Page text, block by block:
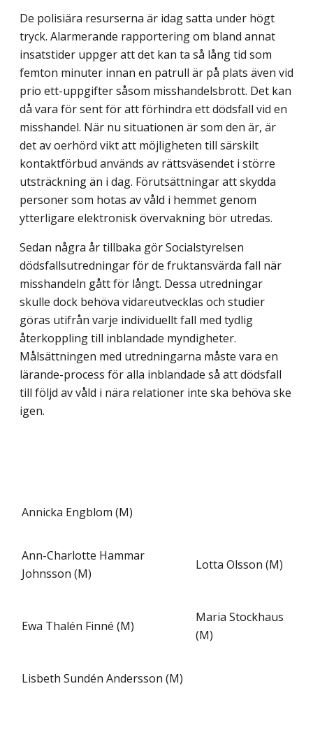
De polisiära resurserna är idag satta under högt
tryck. Alarmerande rapportering om bland annat
insatstider uppger att det kan ta så lång tid som
femton minuter innan en patrull är på plats även vid
prio ett-uppgifter såsom misshandelsbrott. Det kan
då vara för sent för att förhindra ett dödsfall vid en
misshandel. När nu situationen är som den är, är
det av oerhörd vikt att möjligheten till särskilt
kontaktförbud används av rättsväsendet i större
utsträckning än i dag. Förutsättningar att skydda
personer som hotas av våld i hemmet genom
ytterligare elektronisk övervakning bör utredas.
Sedan några år tillbaka gör Socialstyrelsen
dödsfallsutredningar för de fruktansvärda fall när
misshandeln gått för långt. Dessa utredningar
skulle dock behöva vidare­utvecklas och studier
göras utifrån varje individuellt fall med tydlig
återkoppling till inblandade myndigheter.
Målsättningen med utredningarna måste vara en
lärande-process för alla inblandade så att dödsfall
till följd av våld i nära relationer inte ska behöva ske
igen.
Annicka Engblom (M)
Ann-Charlotte Hammar
Johnsson (M)
Lotta Olsson (M)
Ewa Thalén Finné (M)
Maria Stockhaus
(M)
Lisbeth Sundén Andersson (M)